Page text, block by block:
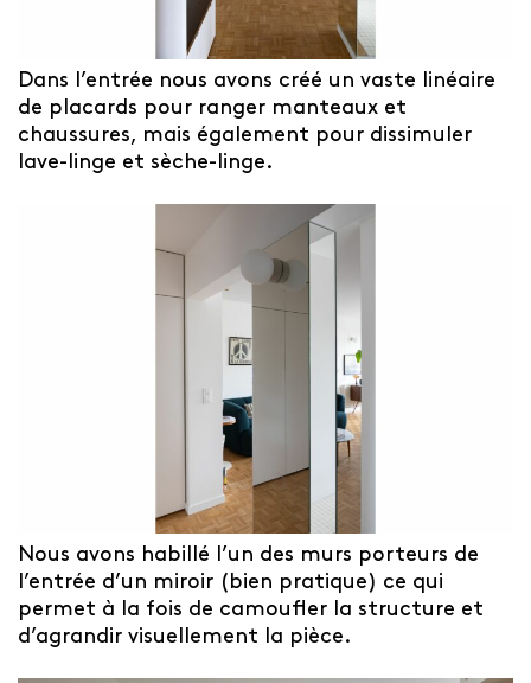
Dans l’entrée nous avons créé un vaste linéaire
de placards pour ranger manteaux et
chaussures, mais également pour dissimuler
lave-linge et sèche-linge.
Nous avons habillé l’un des murs porteurs de
l’entrée d’un miroir (bien pratique) ce qui
permet à la fois de camoufler la structure et
d’agrandir visuellement la pièce.